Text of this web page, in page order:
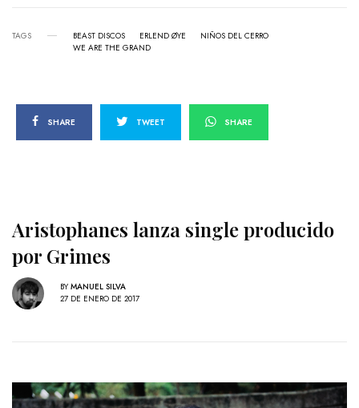
TAGS BEAST DISCOS ERLEND ØYE
NIÑOS DEL CERRO
WE ARE THE GRAND
SHARE TWEET SHARE
Aristophanes lanza single producido
por Grimes
BY MANUEL SILVA
27 DE ENERO DE 2017